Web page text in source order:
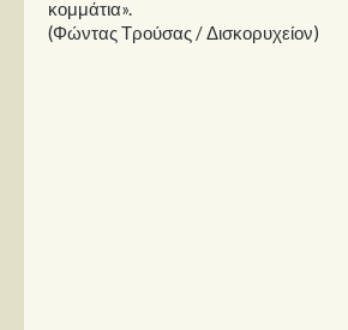
κομμάτια».
(Φώντας Τρούσας / Δισκορυχείον)